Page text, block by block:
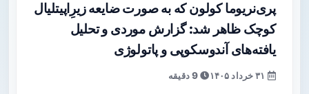
پری‌نریوما کولون که به صورت ضایعه زیرِ‌اپیتلیال
کوچک ظاهر شد: گزارش موردی و تحلیل
یافته‌های آندوسکوپی و پاتولوژی
9 دقیقه